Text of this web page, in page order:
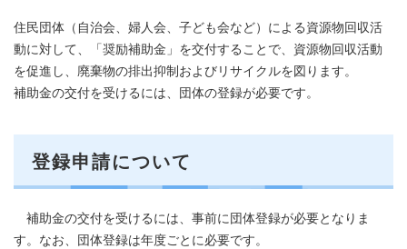
住民団体（自治会、婦人会、子ども会など）による資源物回収活
動に対して、「奨励補助金」を交付することで、資源物回収活動
を促進し、廃棄物の排出抑制およびリサイクルを図ります。
補助金の交付を受けるには、団体の登録が必要です。
登録申請について
補助金の交付を受けるには、事前に団体登録が必要となりま
す。なお、団体登録は年度ごとに必要です。